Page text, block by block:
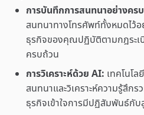
การบันทึกการสนทนาอย่างคร
สนทนาทางโทรศัพท์ทั้งหมดไว้
ธุรกิจของคุณปฏิบัติตามกฎระเ
ครบถ้วน
การวิเคราะห์ด้วย AI: เทคโนโ
สนทนาและวิเคราะห์ความรู้สึก
ธุรกิจเข้าใจการมีปฏิสัมพันธ์กั